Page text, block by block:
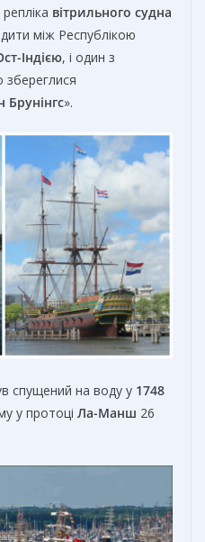
вітрильного судна
між Республікою
Індією, і один з
збереглися
Брунінгс».
спущений на воду у 1748
у протоці Ла-Манш 26